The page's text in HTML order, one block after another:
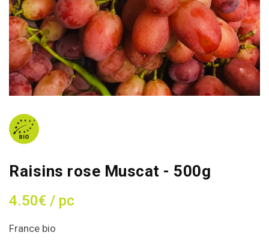
Raisins rose Muscat - 500g
4.50€ / pc
France bio